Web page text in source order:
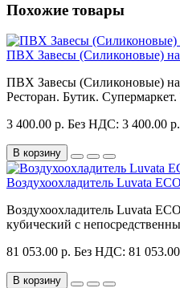
Похожие товары
ПВХ Завесы (Силиконовые)
ПВХ Завесы (Силиконовые)
Ресторан. Бутик.
3 400.00 р. Без НДС: 3 400.00 р.
В корзину
Воздухоохладитель Luvata
Воздухоохладитель Luvata
кубический с
81 053.00 р. Без НДС: 81
В корзину